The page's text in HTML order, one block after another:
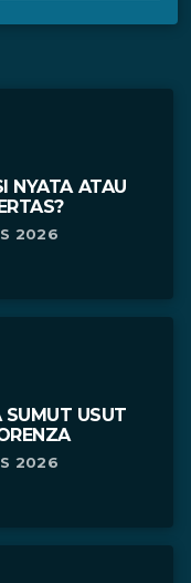
NYATA ATAU
2026
SUMUT USUT
2026